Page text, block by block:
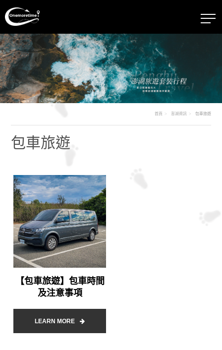
首頁 澎湖資訊 包車旅遊
包車旅遊
【包車旅遊】包車時間
及注意事項
LEARN MORE